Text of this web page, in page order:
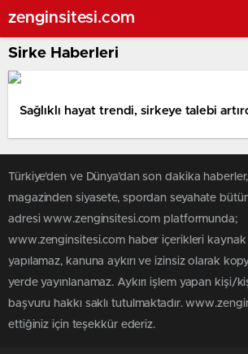
zenginsitesi.com
Sirke Haberleri
Sağlıklı hayat trendi, sirkeye talebi
Türkiye'den ve Dünya’dan son dakika haberler,
magazinden siyasete, spordan seyahate
adresi www.zenginsitesi.com platformunda;
www.zenginsitesi.com haber içerikleri kaynak
yapılamaz, kanuna aykırı ve izinsiz olarak
yerde yayınlanamaz. Aykırı işlem yapan kişi/
başvuru hakkı saklı tutulmaktadır.
ettiğiniz için teşekkür ederiz.